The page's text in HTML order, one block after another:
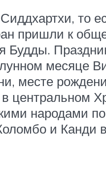
то
пришли к
Будды.
месяце
месте
центральном
народами
и